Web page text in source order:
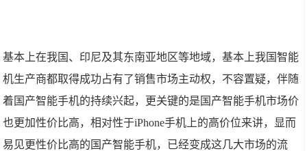
基本上在我国、印尼及其东南亚地区等地域，基本上我国智能
机生产商都取得成功占有了销售市场主动权，不容置疑，伴随
着国产智能手机的持续兴起，更关键的是国产智能手机市场价
也更加性价比高，相对性于iPhone手机上的高价位来讲，显而
易见更性价比高的国产智能手机，已经变成这几大市场的流